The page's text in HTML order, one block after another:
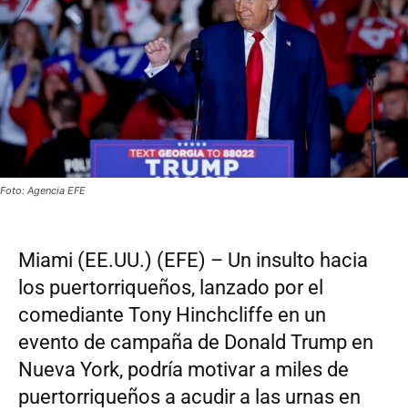
Foto: Agencia EFE
Miami (EE.UU.) (EFE) – Un insulto hacia
los puertorriqueños, lanzado por el
comediante Tony Hinchcliffe en un
evento de campaña de Donald Trump en
Nueva York, podría motivar a miles de
puertorriqueños a acudir a las urnas en